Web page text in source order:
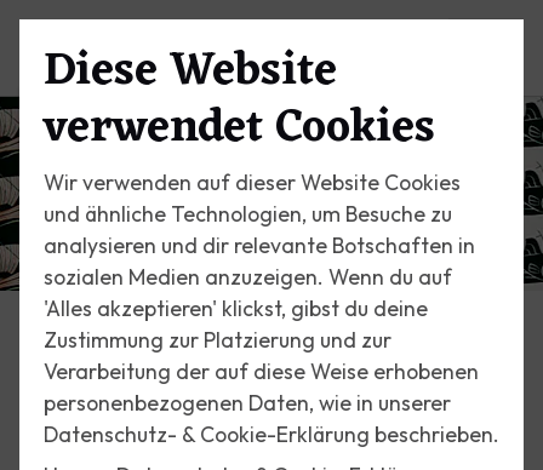
Diese Website
verwendet Cookies
Wir verwenden auf dieser Website Cookies
und ähnliche Technologien, um Besuche zu
analysieren und dir relevante Botschaften in
sozialen Medien anzuzeigen. Wenn du auf
'Alles akzeptieren' klickst, gibst du deine
Zustimmung zur Platzierung und zur
Verarbeitung der auf diese Weise erhobenen
personenbezogenen Daten, wie in unserer
Datenschutz- & Cookie-Erklärung beschrieben.
Veranstaltungen